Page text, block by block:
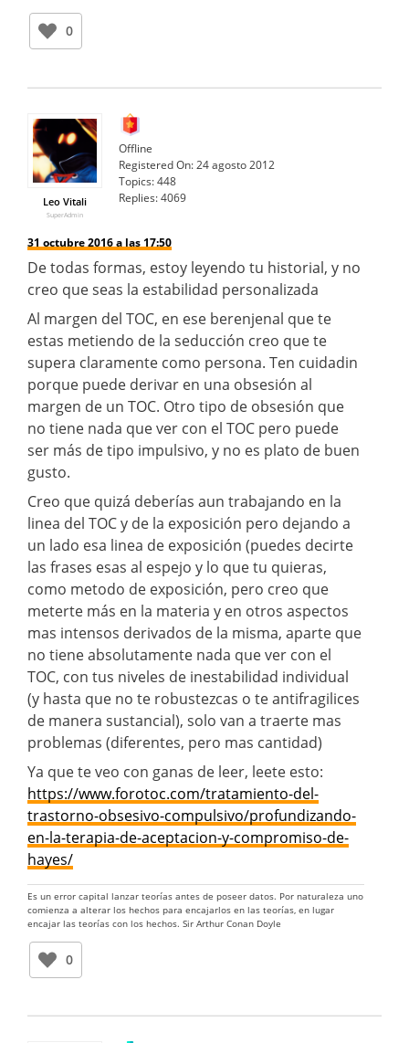
0
Leo Vitali
SuperAdmin
Offline
Registered On:24 agosto 2012
Topics:448
Replies:4069
31 octubre 2016 a las 17:50
De todas formas, estoy leyendo tu historial, y no
creo que seas la estabilidad personalizada
Al margen del TOC, en ese berenjenal que te
estas metiendo de la seducción creo que te
supera claramente como persona. Ten cuidadin
porque puede derivar en una obsesión al
margen de un TOC. Otro tipo de obsesión que
no tiene nada que ver con el TOC pero puede
ser más de tipo impulsivo, y no es plato de buen
gusto.
Creo que quizá deberías aun trabajando en la
linea del TOC y de la exposición pero dejando a
un lado esa linea de exposición (puedes decirte
las frases esas al espejo y lo que tu quieras,
como metodo de exposición, pero creo que
meterte más en la materia y en otros aspectos
mas intensos derivados de la misma, aparte que
no tiene absolutamente nada que ver con el
TOC, con tus niveles de inestabilidad individual
(y hasta que no te robustezcas o te antifragilices
de manera sustancial), solo van a traerte mas
problemas (diferentes, pero mas cantidad)
Ya que te veo con ganas de leer, leete esto:
https://www.forotoc.com/tratamiento-del-
trastorno-obsesivo-compulsivo/profundizando-
en-la-terapia-de-aceptacion-y-compromiso-de-
hayes/
Es un error capital lanzar teorías antes de poseer datos. Por naturaleza uno
comienza a alterar los hechos para encajarlos en las teorías, en lugar
encajar las teorías con los hechos. Sir Arthur Conan Doyle
0